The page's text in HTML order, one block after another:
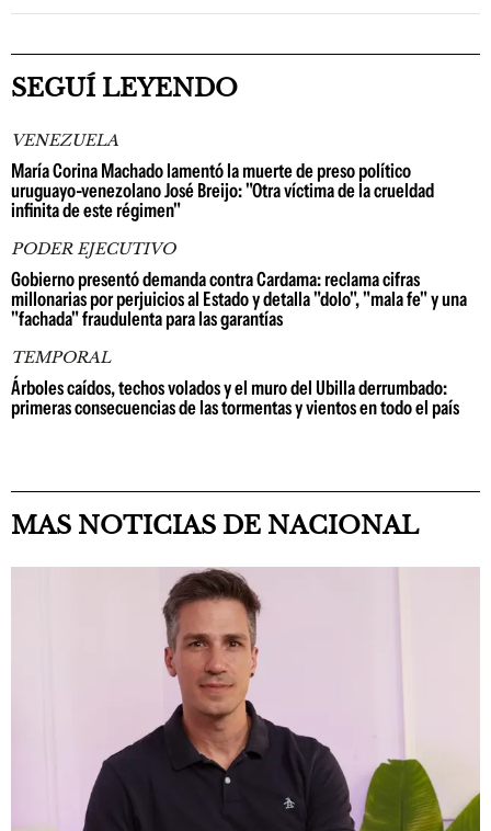
SEGUÍ LEYENDO
VENEZUELA
María Corina Machado lamentó la muerte de preso político
uruguayo-venezolano José Breijo: "Otra víctima de la crueldad
infinita de este régimen"
PODER EJECUTIVO
Gobierno presentó demanda contra Cardama: reclama cifras
millonarias por perjuicios al Estado y detalla "dolo", "mala fe" y una
"fachada" fraudulenta para las garantías
TEMPORAL
Árboles caídos, techos volados y el muro del Ubilla derrumbado:
primeras consecuencias de las tormentas y vientos en todo el país
MAS NOTICIAS DE NACIONAL